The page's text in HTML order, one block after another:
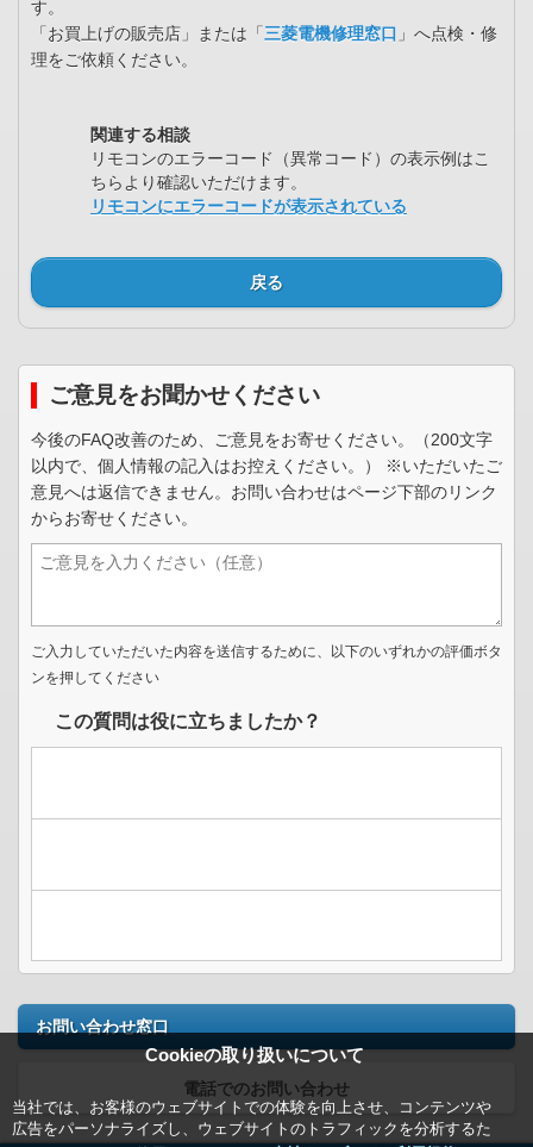
Cookieの取り扱いについて
当社では、お客様のウェブサイトでの体験を向上させ、コンテンツや
広告をパーソナライズし、ウェブサイトのトラフィックを分析するた
す。
「お買上げの販売店」または「 三菱電機修理窓口 」へ点検・修
理をご依頼ください。
関連する相談
リモコンのエラーコード（異常コード）の表示例はこ
ちらより確認いただけます。
リモコンにエラーコードが表示されている
戻る
ご意見をお聞かせください
今後のFAQ改善のため、ご意見をお寄せください。（200文字
以内で、個人情報の記入はお控えください。） ※いただいたご
意見へは返信できません。お問い合わせはページ下部のリンク
からお寄せください。
ご入力していただいた内容を送信するために、以下のいずれかの評価ボタ
ンを押してください
この質問は役に立ちましたか？
お問い合わせ窓口
電話でのお問い合わせ